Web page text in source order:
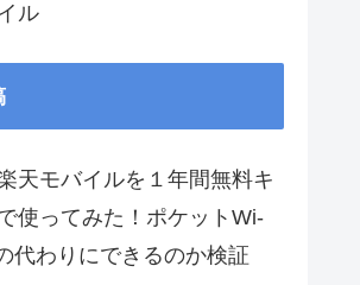
ル
天モバイルを１年間無料キ
使ってみた！ポケットWi-
代わりにできるのか検証